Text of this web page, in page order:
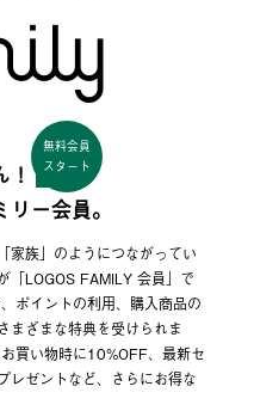
無料会員
スタート
ー会員。
家族」のようにつながってい
「LOGOS FAMILY 会員」で
ポイントの利用、購入商品の
まざまな特典を受けられま
買い物時に10%OFF、最新セ
レゼントなど、さらにお得な